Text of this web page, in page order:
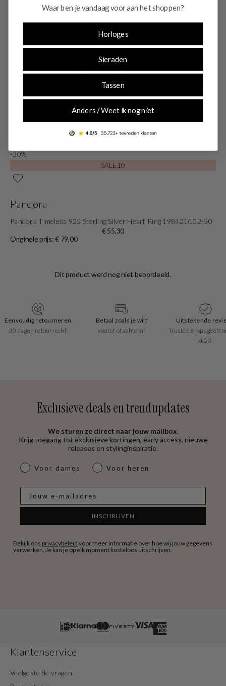
-30%
SALE10
Pandora
Pandora Timeless 925 Sterling Silver Heart Ring 198421C02-50
€ 55,30
Originele prijs: € 79,00
Eenvoudig retourneren
30 dagen retourrecht
Betaal zoals je wilt
vooraf of achteraf
Uitstekende
Trusted Shops geeft
4.53
Exclusieve deals en trendupdates
We sturen ze direct naar jouw mailbox.
Krijg toegang tot exclusieve kortingen, early access, nieuwe
releases en stylinginspiratie.
dames & heren
Voor dames Voor heren
INSCHRIJVEN
Bekijk ons privacybeleid voor meer informatie over hoe wij jouw gegevens
verwerken. Je kan je op elk moment kosteloos uitschrijven.
Klantenservice
Veelgestelde vragen
Waar ben je vandaag voor aan het shoppen?
Horloges
Sieraden
Tassen
Anders / Weet ik nog niet